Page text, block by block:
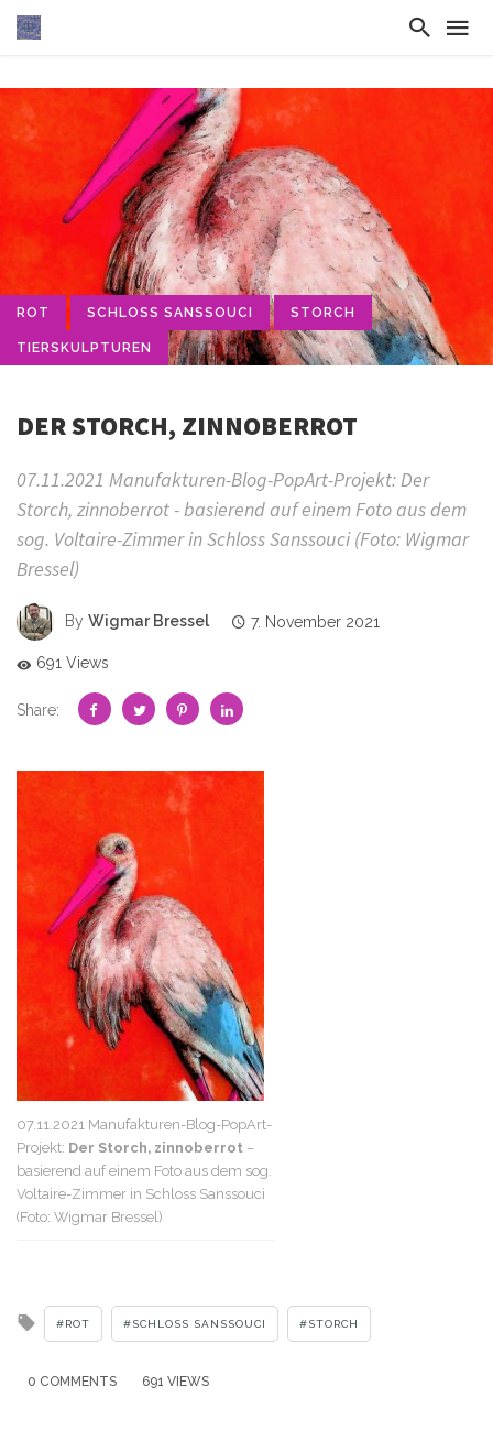
ROT SCHLOSS SANSSOUCI STORCH
TIERSKULPTUREN
DER STORCH, ZINNOBERROT
07.11.2021 Manufakturen-Blog-PopArt-Projekt: Der
Storch, zinnoberrot - basierend auf einem Foto aus dem
sog. Voltaire-Zimmer in Schloss Sanssouci (Foto: Wigmar
Bressel)
By Wigmar Bressel 7. November 2021
691 Views
Share:
07.11.2021 Manufakturen-Blog-PopArt-
Projekt: Der Storch, zinnoberrot –
basierend auf einem Foto aus dem sog.
Voltaire-Zimmer in Schloss Sanssouci
(Foto: Wigmar Bressel)
Tagged
ROT SCHLOSS SANSSOUCI STORCH
0 COMMENTS 691 VIEWS